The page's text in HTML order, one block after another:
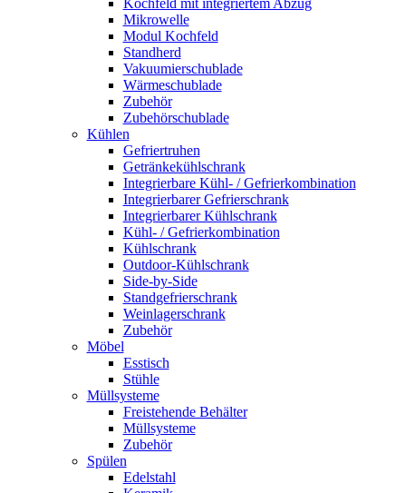
Kochfeld mit integriertem Abzug
Mikrowelle
Modul Kochfeld
Standherd
Vakuumierschublade
Wärmeschublade
Zubehör
Zubehörschublade
Kühlen
Gefriertruhen
Getränkekühlschrank
Integrierbare Kühl- / Gefrierkombination
Integrierbarer Gefrierschrank
Integrierbarer Kühlschrank
Kühl- / Gefrierkombination
Kühlschrank
Outdoor-Kühlschrank
Side-by-Side
Standgefrierschrank
Weinlagerschrank
Zubehör
Möbel
Esstisch
Stühle
Müllsysteme
Freistehende Behälter
Müllsysteme
Zubehör
Spülen
Edelstahl